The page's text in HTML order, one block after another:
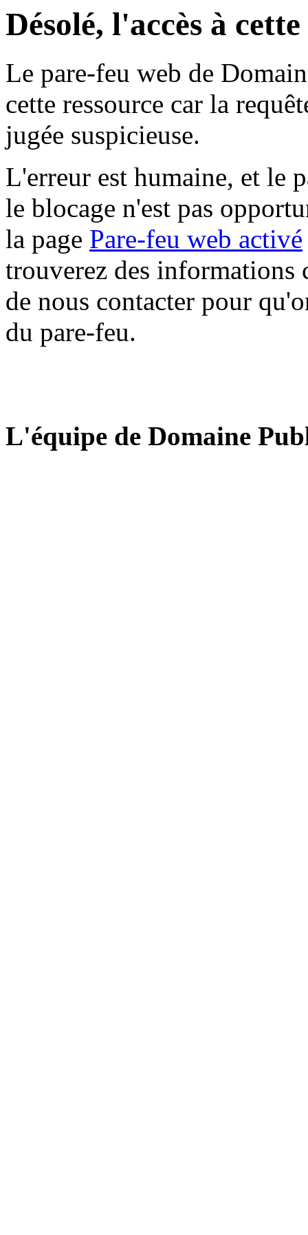
Désolé, l'accès à
Le pare-feu web de
cette ressource car la
jugée suspicieuse.
L'erreur est humaine, et le
le blocage n'est pas
la page Pare-feu web activé
trouverez des informations
de nous contacter pour
du pare-feu.
L'équipe de Domaine